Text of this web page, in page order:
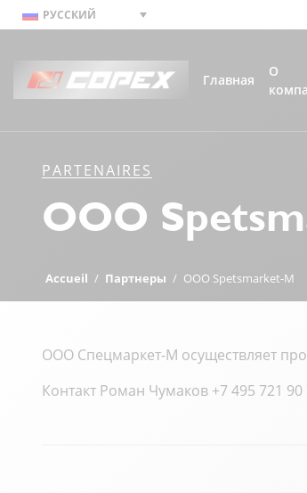
РУССКИЙ
Главная
О
PARTENAIRES
OOO
Accueil / Партнеры / OOO Spetsmarket-M
ООО Спецмаркет-М осуществляет
Контакт Pоман Чумаков +7 495 721 90